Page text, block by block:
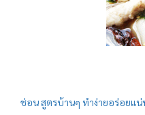
ช่อน สูตรบ้านๆ ทำง่ายอร่อยแ